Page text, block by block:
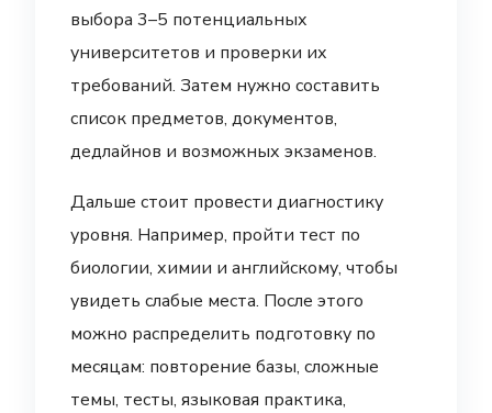
выбора 3–5 потенциальных
университетов и проверки их
требований. Затем нужно составить
список предметов, документов,
дедлайнов и возможных экзаменов.
Дальше стоит провести диагностику
уровня. Например, пройти тест по
биологии, химии и английскому, чтобы
увидеть слабые места. После этого
можно распределить подготовку по
месяцам: повторение базы, сложные
темы, тесты, языковая практика,